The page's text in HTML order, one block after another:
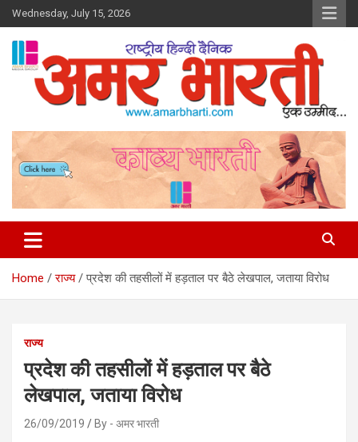
Skip
to
content
Wednesday, July 15, 2026
Amar Bharti Media Group
Home राज्य प्रदेश की तहसीलों में हड़ताल पर बैठे लेखपाल, जताया विरोध
राज्य
प्रदेश की तहसीलों में हड़ताल पर बैठे
लेखपाल, जताया विरोध
26/09/2019 By - अमर भारती